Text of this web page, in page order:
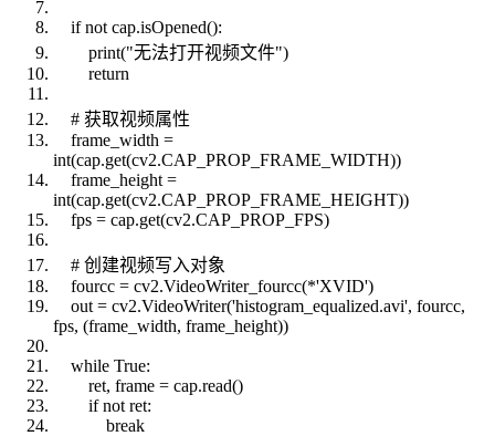
if not cap.isOpened():
print("无法打开视频文件")
return
# 获取视频属性
frame_width =
int(cap.get(cv2.CAP_PROP_FRAME_WIDTH))
frame_height =
int(cap.get(cv2.CAP_PROP_FRAME_HEIGHT))
fps = cap.get(cv2.CAP_PROP_FPS)
# 创建视频写入对象
fourcc = cv2.VideoWriter_fourcc(*'XVID')
out = cv2.VideoWriter('histogram_equalized.avi', fourcc,
fps, (frame_width, frame_height))
while True:
ret, frame = cap.read()
if not ret:
break